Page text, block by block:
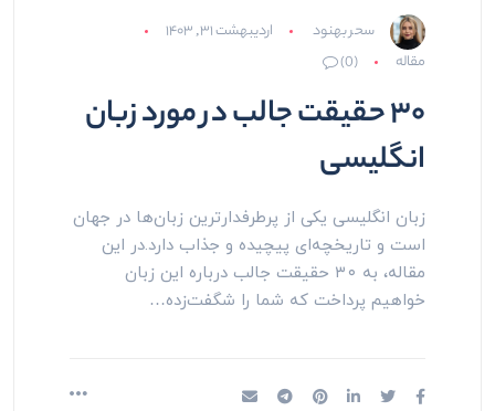
سحر بهنود
اردیبهشت ۳۱, ۱۴۰۳
مقاله
(0)
۳۰ حقیقت جالب در مورد زبان
انگلیسی
زبان انگلیسی یکی از پرطرفدارترین زبان‌ها در جهان
است و تاریخچه‌ای پیچیده و جذاب دارد.در این
مقاله، به ۳۰ حقیقت جالب درباره این زبان
خواهیم پرداخت که شما را شگفت‌زده…